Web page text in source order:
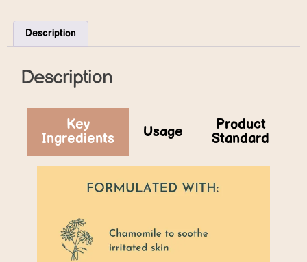
Description
Description
Key
Ingredients
Usage
Product
Standard